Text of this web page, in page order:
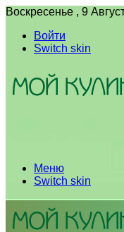
Воскресенье , 9
Войти
Switch skin
Меню
Switch skin